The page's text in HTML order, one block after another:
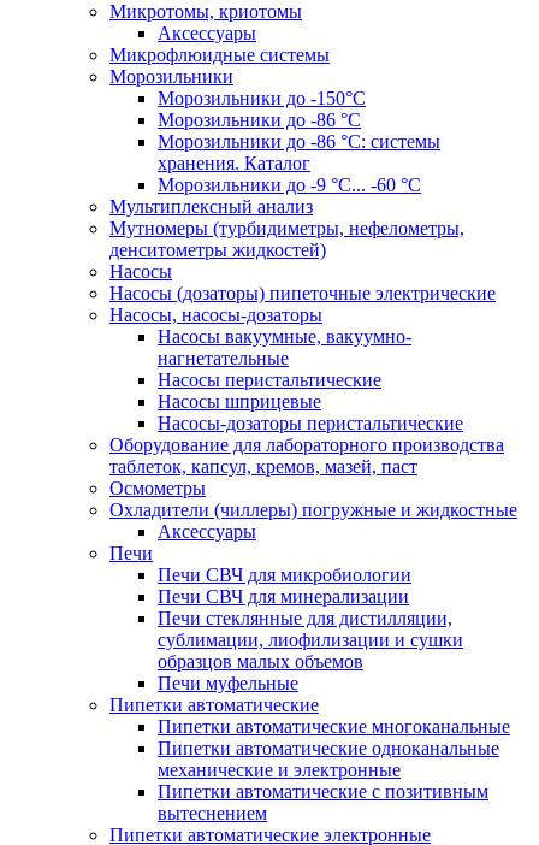
Микротомы, криотомы
Аксессуары
Микрофлюидные системы
Морозильники
Морозильники до -150°С
Морозильники до -86 °C
Морозильники до -86 °C: системы
хранения. Каталог
Морозильники до -9 °C... -60 °C
Мультиплексный анализ
Мутномеры (турбидиметры, нефелометры,
денситометры жидкостей)
Насосы
Насосы (дозаторы) пипеточные электрические
Насосы, насосы-дозаторы
Насосы вакуумные, вакуумно-
нагнетательные
Насосы перистальтические
Насосы шприцевые
Насосы-дозаторы перистальтические
Оборудование для лабораторного производства
таблеток, капсул, кремов, мазей, паст
Осмометры
Охладители (чиллеры) погружные и жидкостные
Аксессуары
Печи
Печи СВЧ для микробиологии
Печи СВЧ для минерализации
Печи стеклянные для дистилляции,
сублимации, лиофилизации и сушки
образцов малых объемов
Печи муфельные
Пипетки автоматические
Пипетки автоматические многоканальные
Пипетки автоматические одноканальные
механические и электронные
Пипетки автоматические с позитивным
вытеснением
Пипетки автоматические электронные